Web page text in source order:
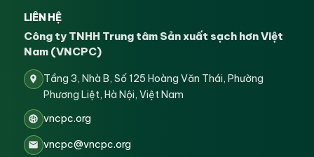
LIÊN HỆ
Công ty TNHH Trung tâm Sản xuất sạch hơn Việt
Nam (VNCPC)
Tầng 3, Nhà B, Số 125 Hoàng Văn Thái, Phường
Phương Liệt, Hà Nội, Việt Nam
vncpc.org
vncpc@vncpc.org